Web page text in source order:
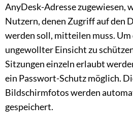
AnyDesk-Adresse zugewiesen,
Nutzern, denen Zugriff auf den
werden soll, mitteilen muss. Um
ungewollter Einsicht zu
Sitzungen einzeln erlaubt
ein Passwort-Schutz möglich.
Bildschirmfotos werden
gespeichert.